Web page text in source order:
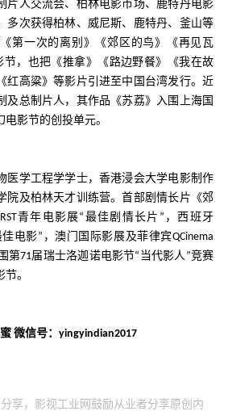
片人交流会、柏林电影市场、鹿特丹电影
多次获得柏林、威尼斯、鹿特丹、釜山等
第一次的离别》《郊区的鸟》《再见瓦
节，也把《推拿》《路边野餐》《我在故
红高粱》等影片引进至中国台湾发行。近
及总制片人，其作品《苏荔》入围上海国
影节的创投单元。
医学工程学学士，香港浸会大学电影制作
院及柏林天才训练营。首部剧情长片《郊
青年电影展“最佳剧情长片”，西班牙
佳电影”，澳门国际影展及菲律宾QCinema
第71届瑞士洛迦诺电影节“当代影人”竞赛
。
微信号：yingyindian2017
享，影视工业网鼓励从业者分享原创内